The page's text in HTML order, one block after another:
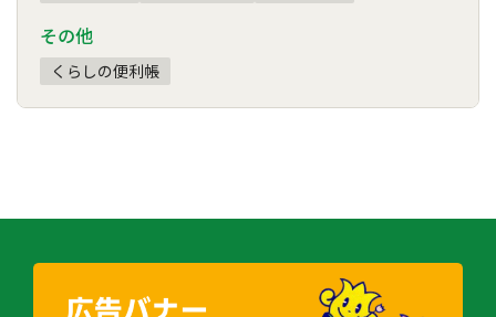
その他
くらしの便利帳